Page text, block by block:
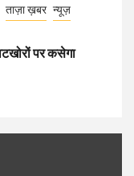
ताज़ा ख़बर न्यूज़
पर कसेगा